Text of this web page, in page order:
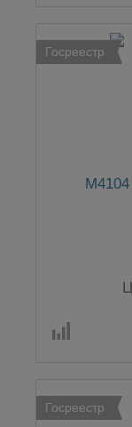
Госреестр
Госреестр